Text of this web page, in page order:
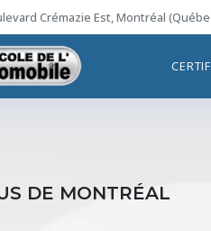
Crémazie Est, Montréal
DE MONTRÉAL